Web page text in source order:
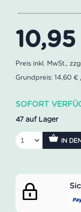
10,95
Grundpreis: 14,60 €
SOFORT
47 auf Lager
IN